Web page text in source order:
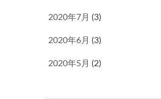
2020年7月 (3)
2020年6月 (3)
2020年5月 (2)